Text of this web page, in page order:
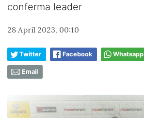
conferma leader
28 April 2023, 00:10
Twitter Facebook Whatsapp
Email